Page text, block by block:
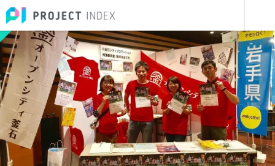
インターンを探す
岩手